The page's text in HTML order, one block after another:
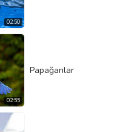
02:50
02:55
Papağanlar